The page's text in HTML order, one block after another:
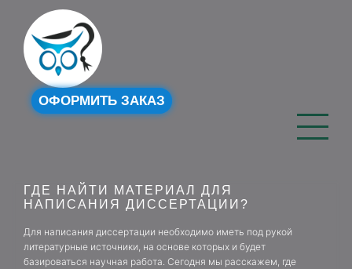
ОФОРМИТЬ ЗАКАЗ
ГДЕ НАЙТИ МАТЕРИАЛ ДЛЯ
НАПИСАНИЯ ДИССЕРТАЦИИ?
Для написания диссертации необходимо иметь под рукой
литературные источники, на основе которых и будет
базироваться научная работа. Сегодня мы расскажем, где